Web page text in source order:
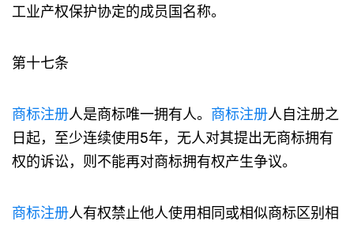
工业产权保护协定的成员国名称。
第十七条
商标注册人是商标唯一拥有人。 商标注册人自注册之
日起，至少连续使用5年，无人对其提出无商标拥有
权的诉讼，则不能再对商标拥有权产生争议。
商标注册人有权禁止他人使用相同或相似商标区别相